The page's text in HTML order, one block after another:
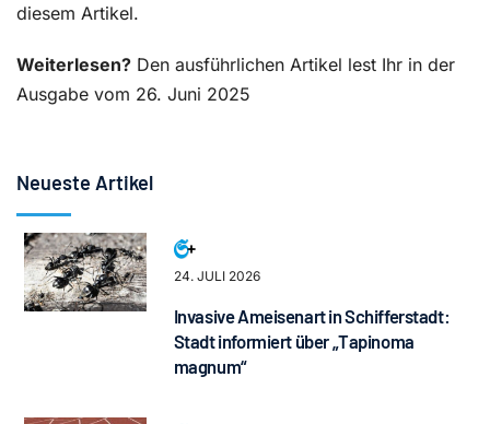
diesem Artikel.
Weiterlesen? Den ausführlichen Artikel lest Ihr in der
Ausgabe vom 26. Juni 2025
Neueste Artikel
24. JULI 2026
Invasive Ameisenart in Schifferstadt:
Stadt informiert über „Tapinoma
magnum“